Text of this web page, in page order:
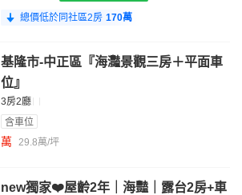
總價低於同社區2房 170萬
基隆市-中正區『海灩景觀三房＋平面車
位』
3房2廳
含車位
萬 29.8萬/坪
new獨家❤️屋齡2年｜海豔｜露台2房+車